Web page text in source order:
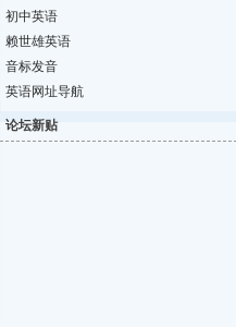
初中英语
赖世雄英语
音标发音
英语网址导航
论坛新贴